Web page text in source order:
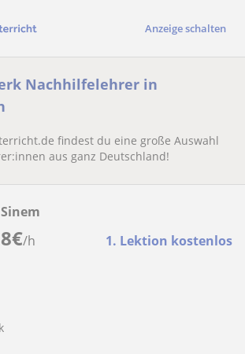
Anzeige schalten
Nachhilfelehrer in
findest du eine große Auswahl
aus ganz Deutschland!
8€/h 1. Lektion kostenlos
Sinem